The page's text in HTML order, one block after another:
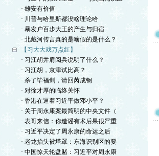
· 雄安有价值
· 川普与哈里斯都没啥理论哈
· 暴发户百步大王的产生与归宿
· 北戴河传言真的是啥假的是什么？
【习大大戏万点红】
· 习江胡并肩阅兵说明了什么？
· 习江胡，京津试比高？
· 杀了毕福剑，请回芮成钢
· 对徐才厚的临终关怀
· 香港在逼着习近平做邓小平？
· 关于周永康案最简明的中央文件（
· 表哥来信：你造谣有术后果很严重
· 习近平决定了周永康的命运之后
· 老龙抬头被塔罩：东海识别区的要
· 中国惊天轮盘赌：习近平对周永康